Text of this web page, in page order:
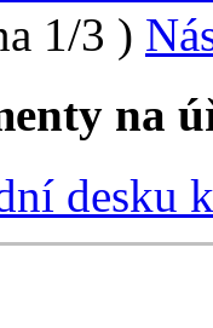
1/3 )
na
desku